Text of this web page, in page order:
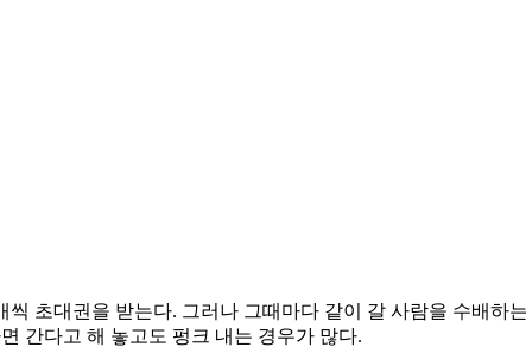
초대권을 받는다. 그러나 그때마다 같이 갈 사람을 수배하
간다고 해 놓고도 펑크 내는 경우가 많다.